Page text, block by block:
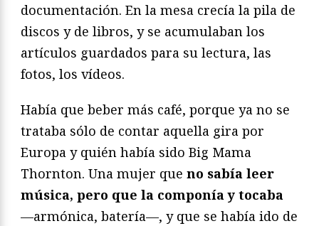
documentación. En la mesa crecía la pila de
discos y de libros, y se acumulaban los
artículos guardados para su lectura, las
fotos, los vídeos.
Había que beber más café, porque ya no se
trataba sólo de contar aquella gira por
Europa y quién había sido Big Mama
Thornton. Una mujer que no sabía leer
música, pero que la componía y tocaba
—armónica, batería—, y que se había ido de